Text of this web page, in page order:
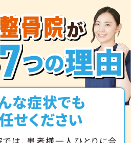
な症状でも
せください